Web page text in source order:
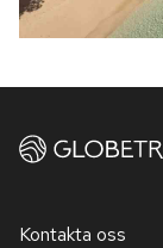
Kontakta oss